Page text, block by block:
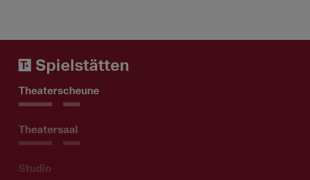
Spielstätten
Theaterscheune
Plätze ___
Theatersaal
Plätze ___
Studio